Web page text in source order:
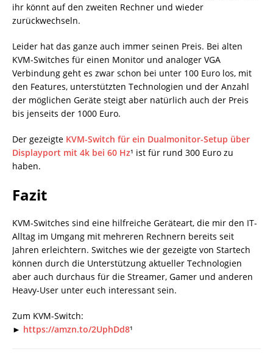
ihr könnt auf den zweiten Rechner und wieder
zurückwechseln.
Leider hat das ganze auch immer seinen Preis. Bei alten
KVM-Switches für einen Monitor und analoger VGA
Verbindung geht es zwar schon bei unter 100 Euro los, mit
den Features, unterstützten Technologien und der Anzahl
der möglichen Geräte steigt aber natürlich auch der Preis
bis jenseits der 1000 Euro.
Der gezeigte KVM-Switch für ein Dualmonitor-Setup über
Displayport mit 4k bei 60 Hz¹ ist für rund 300 Euro zu
haben.
Fazit
KVM-Switches sind eine hilfreiche Geräteart, die mir den IT-
Alltag im Umgang mit mehreren Rechnern bereits seit
Jahren erleichtern. Switches wie der gezeigte von Startech
können durch die Unterstützung aktueller Technologien
aber auch durchaus für die Streamer, Gamer und anderen
Heavy-User unter euch interessant sein.
Zum KVM-Switch:
► https://amzn.to/2UphDd8¹